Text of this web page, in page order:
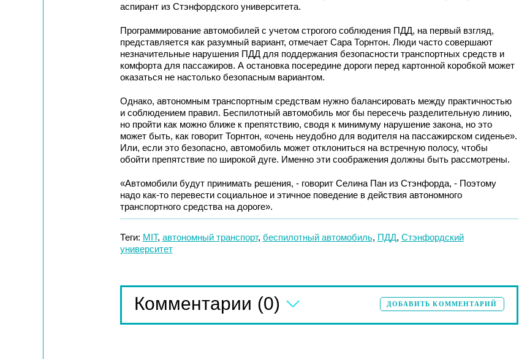
аспирант из Стэнфордского университета.
Программирование автомобилей с учетом строгого соблюдения ПДД, на первый взгляд,
представляется как разумный вариант, отмечает Сара Торнтон. Люди часто совершают
незначительные нарушения ПДД для поддержания безопасности транспортных средств и
комфорта для пассажиров. А остановка посередине дороги перед картонной коробкой может
оказаться не настолько безопасным вариантом.
Однако, автономным транспортным средствам нужно балансировать между практичностью
и соблюдением правил. Беспилотный автомобиль мог бы пересечь разделительную линию,
но пройти как можно ближе к препятствию, сводя к минимуму нарушение закона, но это
может быть, как говорит Торнтон, «очень неудобно для водителя на пассажирском сиденье».
Или, если это безопасно, автомобиль может отклониться на встречную полосу, чтобы
обойти препятствие по широкой дуге. Именно эти соображения должны быть рассмотрены.
«Автомобили будут принимать решения, - говорит Селина Пан из Стэнфорда, - Поэтому
надо как-то перевести социальное и этичное поведение в действия автономного
транспортного средства на дороге».
Теги: MIT, автономный транспорт, беспилотный автомобиль, ПДД, Стэнфордский
университет
Комментарии (0) ДОБАВИТЬ КОММЕНТАРИЙ